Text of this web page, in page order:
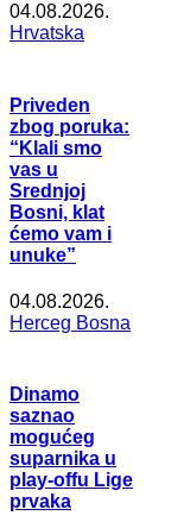
04.08.2026.
Hrvatska
Priveden
zbog poruka:
“Klali smo
vas u
Srednjoj
Bosni, klat
ćemo vam i
unuke”
04.08.2026.
Herceg Bosna
Dinamo
saznao
mogućeg
suparnika u
play-offu Lige
prvaka